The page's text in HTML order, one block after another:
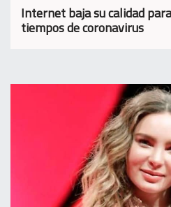
Internet baja su calidad
tiempos de coronavirus